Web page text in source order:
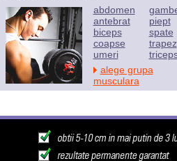
abdomen
antebrat
biceps
coapse
umeri
piept
spate
trapez
alege grupa
musculara